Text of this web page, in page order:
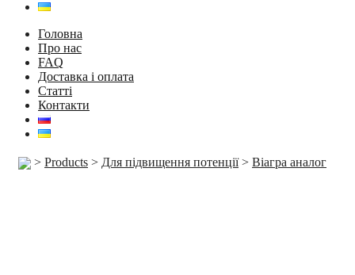
Головна
Про нас
FAQ
Доставка і оплата
Статті
Контакти
> Products > Для підвищення потенції> Віагра аналог